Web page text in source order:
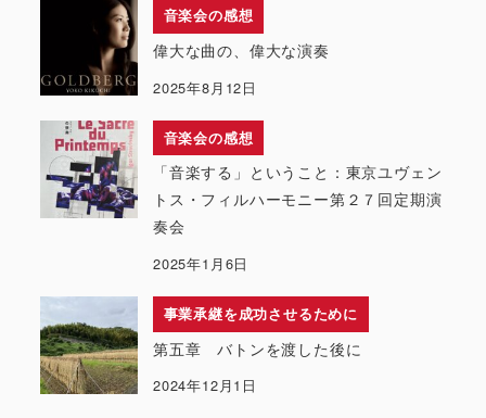
音楽会の感想
偉大な曲の、偉大な演奏
2025年8月12日
音楽会の感想
「音楽する」ということ：東京ユヴェン
トス・フィルハーモニー第２７回定期演
奏会
2025年1月6日
事業承継を成功させるために
第五章 バトンを渡した後に
2024年12月1日